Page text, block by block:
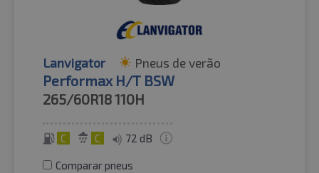
Lanvigator Pneus de verão
Performax H/T BSW
265/60R18110H
C C 72 dB
Comparar pneus